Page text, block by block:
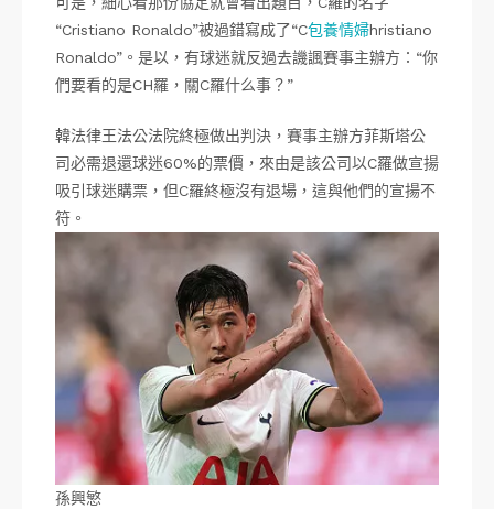
“Cristiano Ronaldo”被過錯寫成了“C包養情婦hristiano
Ronaldo”。是以，有球迷就反過去譏諷賽事主辦方：“你
們要看的是CH羅，關C羅什么事？”
韓法律王法公法院終極做出判決，賽事主辦方菲斯塔公
司必需退還球迷60%的票價，來由是該公司以C羅做宣揚
吸引球迷購票，但C羅終極沒有退場，這與他們的宣揚不
符。
孫興慜